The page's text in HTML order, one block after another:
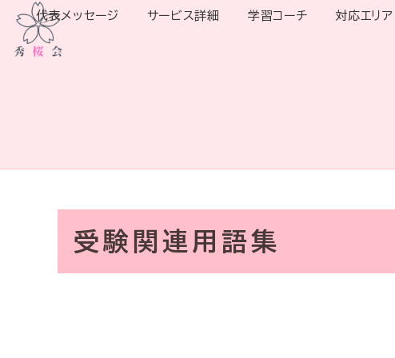
代表メッセージ サービス詳細 学習コーチ 対応エリア
受験関連用語集